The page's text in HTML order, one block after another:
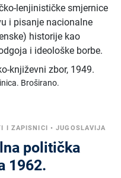
lenjinističke smjernice
i pisanje nacionalne
historije kao
i ideološke borbe.
književni zbor, 1949.
Broširano.
I ZAPISNICI •JUGOSLAVIJA
politička
1962.